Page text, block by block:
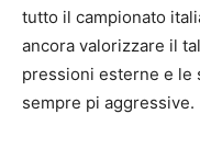
tutto il campionato
ancora valorizzare il
pressioni esterne e le
sempre pi aggressive.